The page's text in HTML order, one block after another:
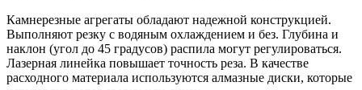
Камнерезные агрегаты обладают надежной конструкцией.
Выполняют резку с водяным охлаждением и без. Глубина и
наклон (угол до 45 градусов) распила могут регулироваться.
Лазерная линейка повышает точность реза. В качестве
расходного материала используются алмазные диски, которые